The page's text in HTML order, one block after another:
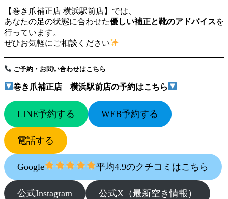
【巻き爪補正店 横浜駅前店】では、
あなたの足の状態に合わせた優しい補正と靴のアドバイスを
行っています。
ぜひお気軽にご相談ください
ご予約・お問い合わせはこちら
巻き爪補正店 横浜駅前店の予約はこちら
LINE予約する WEB予約する
電話する
Google 平均4.9のクチコミはこちら
公式Instagram 公式X（最新空き情報）